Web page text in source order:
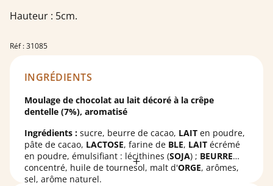
Hauteur : 5cm.
Réf : 31085
INGRÉDIENTS
Moulage de chocolat au lait décoré à la crêpe
dentelle (7%), aromatisé
Ingrédients : sucre, beurre de cacao, LAIT en poudre,
pâte de cacao, LACTOSE, farine de BLE, LAIT écrémé
en poudre, émulsifiant : lécithines (SOJA) ; BEURRE
concentré, huile de tournesol, malt d'ORGE, arômes,
sel, arôme naturel.